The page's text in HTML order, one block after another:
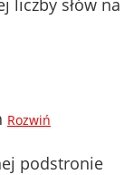
Rozwiń
podstronie